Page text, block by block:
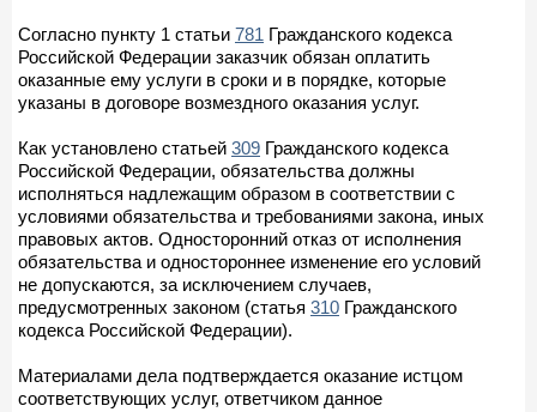
Согласно пункту 1 статьи 781 Гражданского кодекса
Российской Федерации заказчик обязан оплатить
оказанные ему услуги в сроки и в порядке, которые
указаны в договоре возмездного оказания услуг.
Как установлено статьей 309 Гражданского кодекса
Российской Федерации, обязательства должны
исполняться надлежащим образом в соответствии с
условиями обязательства и требованиями закона, иных
правовых актов. Односторонний отказ от исполнения
обязательства и одностороннее изменение его условий
не допускаются, за исключением случаев,
предусмотренных законом (статья 310 Гражданского
кодекса Российской Федерации).
Материалами дела подтверждается оказание истцом
соответствующих услуг, ответчиком данное